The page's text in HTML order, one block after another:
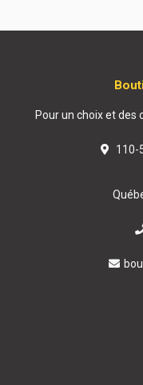
Pour un choix et des
110-